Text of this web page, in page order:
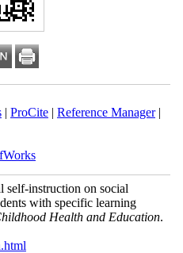
|ProCite|Reference Manager
self-instruction on social
with specific learning
Health and Education